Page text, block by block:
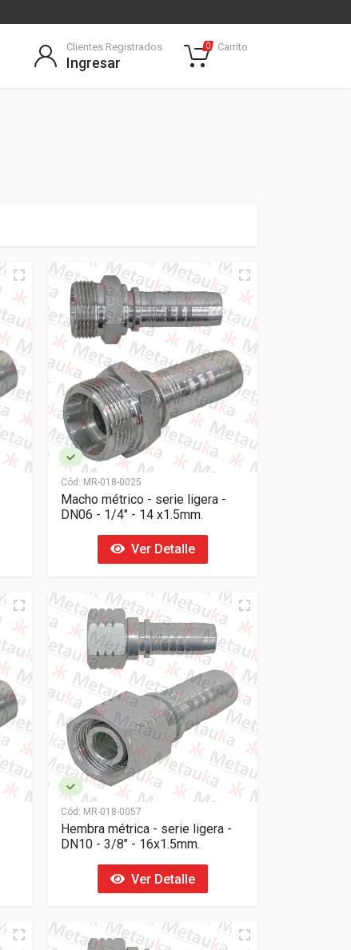
Clientes Registrados
Ingresar
0 Carrito
Cód: MR-018-0025
Macho métrico - serie ligera -
DN06 - 1/4" - 14 x1.5mm.
Ver Detalle
Cód: MR-018-0057
Hembra métrica - serie ligera -
DN10 - 3/8" - 16x1.5mm.
Ver Detalle